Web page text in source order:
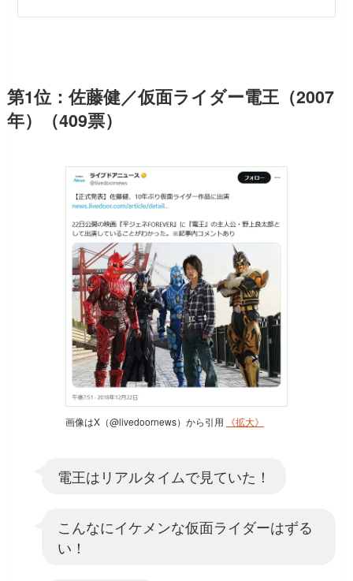
第1位：佐藤健／仮面ライダー電王（2007
年）（409票）
画像はX（@livedoornews）から引用 《拡大》
電王はリアルタイムで見ていた！
こんなにイケメンな仮面ライダーはずる
い！